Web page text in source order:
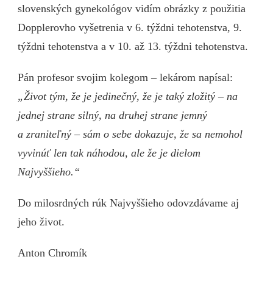
slovenských gynekológov vidím obrázky z použitia
Dopplerovho vyšetrenia v 6. týždni tehotenstva, 9.
týždni tehotenstva a v 10. až 13. týždni tehotenstva.
Pán profesor svojim kolegom – lekárom napísal:
„Život tým, že je jedinečný, že je taký zložitý – na
jednej strane silný, na druhej strane jemný
a zraniteľný – sám o sebe dokazuje, že sa nemohol
vyvinúť len tak náhodou, ale že je dielom
Najvyššieho.“
Do milosrdných rúk Najvyššieho odovzdávame aj
jeho život.
Anton Chromík